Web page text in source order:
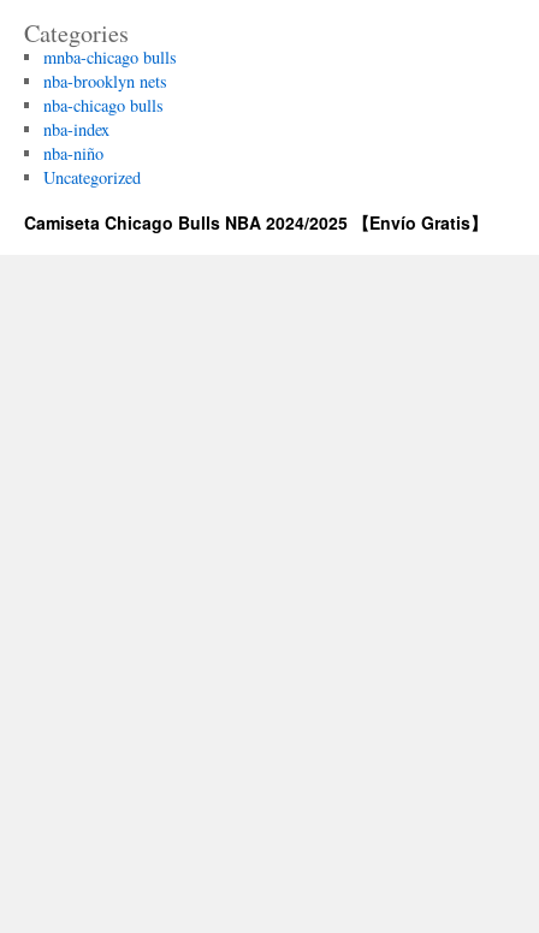
Categories
mnba-chicago bulls
nba-brooklyn nets
nba-chicago bulls
nba-index
nba-niño
Uncategorized
Camiseta Chicago Bulls NBA 2024/2025 【Envío Gratis】